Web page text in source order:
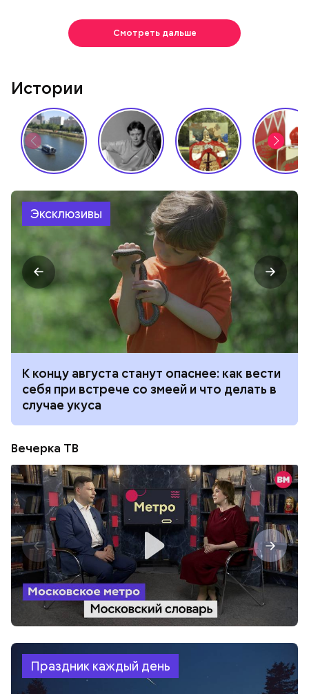
Смотреть дальше
Истории
Эксклюзивы
К концу августа станут опаснее: как вести
себя при встрече со змеей и что делать в
случае укуса
Вечерка ТВ
Праздник каждый день